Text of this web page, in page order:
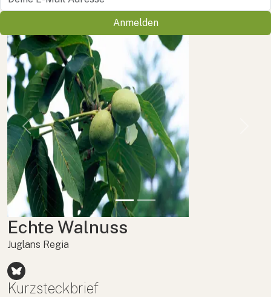
Anmelden
Previous
Echte Walnuss
Juglans Regia
Kurzsteckbrief